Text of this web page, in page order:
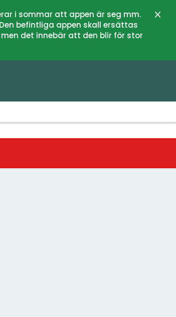
i sommar att appen är seg mm.
befintliga appen skall ersättas
det innebär att den blir för stor